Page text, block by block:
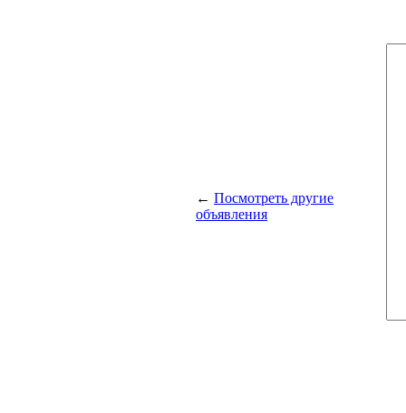
← Посмотреть другие
объявления